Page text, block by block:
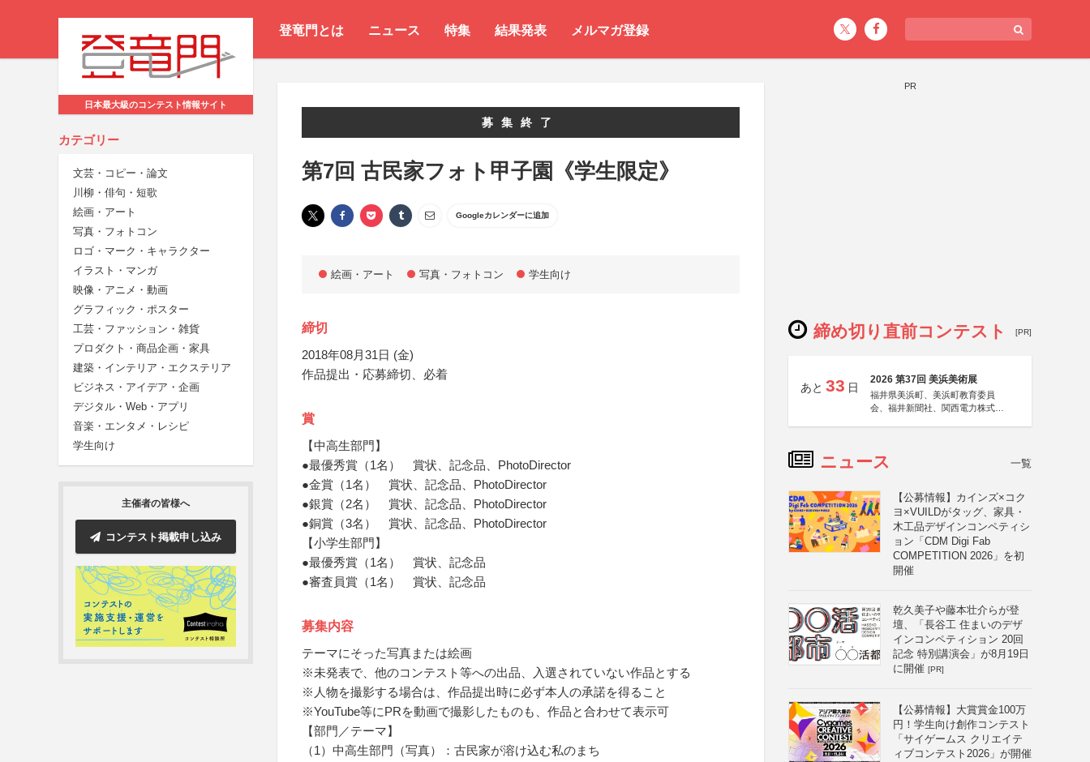
登竜門とは ニュース 特集 結果発表 メルマガ登録
日本最大級のコンテスト情報サイト
カテゴリー
文芸・コピー・論文
川柳・俳句・短歌
絵画・アート
写真・フォトコン
ロゴ・マーク・キャラクター
イラスト・マンガ
映像・アニメ・動画
グラフィック・ポスター
工芸・ファッション・雑貨
プロダクト・商品企画・家具
建築・インテリア・エクステリア
ビジネス・アイデア・企画
デジタル・Web・アプリ
音楽・エンタメ・レシピ
学生向け
主催者の皆様へ
コンテスト掲載申し込み
募集終了
第7回 古民家フォト甲子園《学生限定》
Googleカレンダーに追加
絵画・アート 写真・フォトコン 学生向け
締切
2018年08月31日 (金)
作品提出・応募締切、必着
賞
【中高生部門】
●最優秀賞（1名） 賞状、記念品、PhotoDirector
●金賞（1名） 賞状、記念品、PhotoDirector
●銀賞（2名） 賞状、記念品、PhotoDirector
●銅賞（3名） 賞状、記念品、PhotoDirector
【小学生部門】
●最優秀賞（1名） 賞状、記念品
●審査員賞（1名） 賞状、記念品
募集内容
テーマにそった写真または絵画
※未発表で、他のコンテスト等への出品、入選されていない作品とする
※人物を撮影する場合は、作品提出時に必ず本人の承諾を得ること
※YouTube等にPRを動画で撮影したものも、作品と合わせて表示可
【部門／テーマ】
（1）中高生部門（写真）：古民家が溶け込む私のまち
PR
締め切り直前コンテスト [PR]
あと 33 日
2026 第37回 美浜美術展
福井県美浜町、美浜町教育委員
会、福井新聞社、関西電力株式会
ニュース 一覧
【公募情報】カインズ×コク
ヨ×VUILDがタッグ、家具・
木工品デザインコンペティシ
ョン「CDM Digi Fab
COMPETITION 2026」を初
開催
乾久美子や藤本壮介らが登
壇、「長谷工 住まいのデザ
インコンペティション 20回
記念 特別講演会」が8月19日
に開催 [PR]
【公募情報】大賞賞金100万
円！学生向け創作コンテスト
「サイゲームス クリエイテ
ィブコンテスト2026」が開催